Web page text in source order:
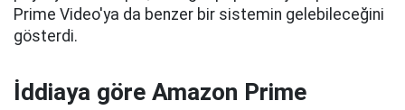
Prime Video'ya da benzer bir sistemin gelebileceğini
gösterdi.
İddiaya göre Amazon Prime